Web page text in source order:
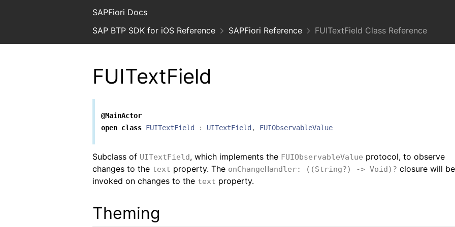
SAPFiori Docs
SAP BTP SDK for iOS Reference
SAPFiori Reference FUITextField Class Reference
FUITextField
@MainActor
open class FUITextField : UITextField , FUIObservableValue
Subclass of UITextField, which implements the FUIObservableValue protocol, to observe
changes to the text property. The onChangeHandler: ((String?) -> Void)? closure will be
invoked on changes to the text property.
Theming